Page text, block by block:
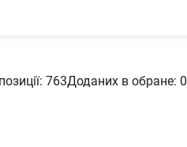
763Доданих в oбране: 0